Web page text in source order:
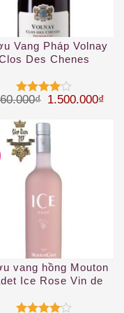
là: 1.590.000₫.
Vang Pháp Volnay
Des Chenes
Được
45 sao
₫ Giá gốc là:
1.500.000₫
vang hồng Mouton
Ice Rose Vin de